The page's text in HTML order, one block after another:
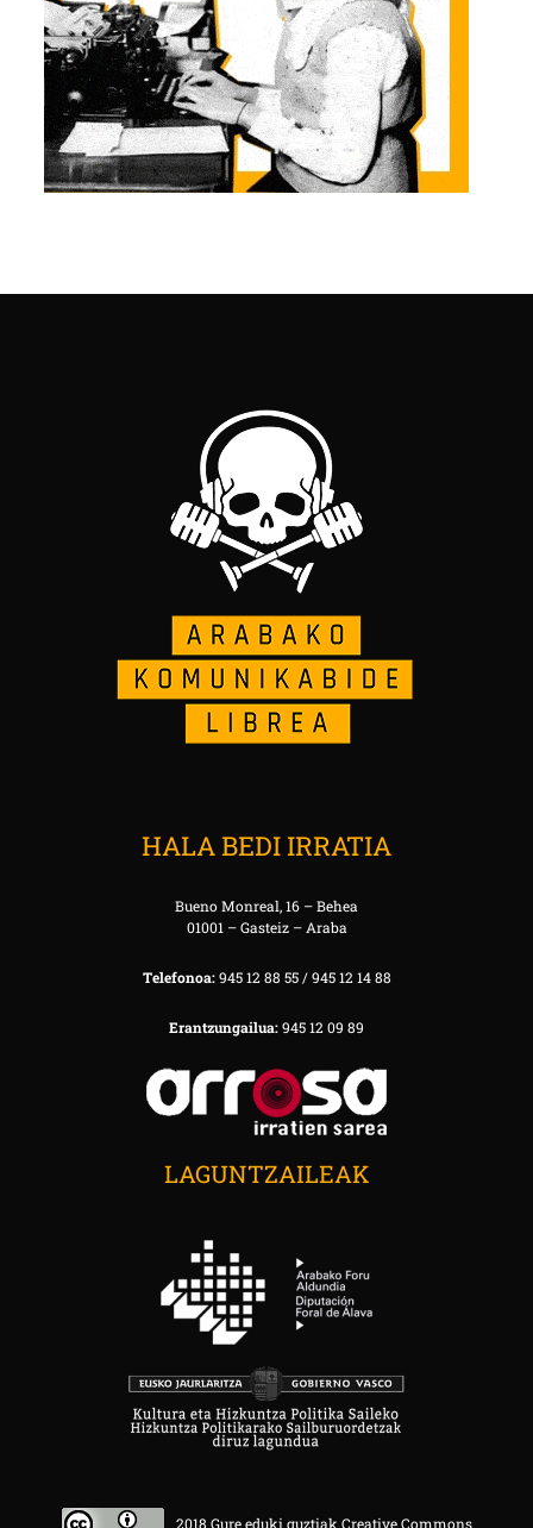
HALA BEDI IRRATIA
Bueno Monreal, 16 – Behea
01001 – Gasteiz – Araba
Telefonoa:945 12 88 55 / 945 12 14 88
Erantzungailua:945 12 09 89
LAGUNTZAILEAK
2018 Gure eduki guztiak Creative Commons